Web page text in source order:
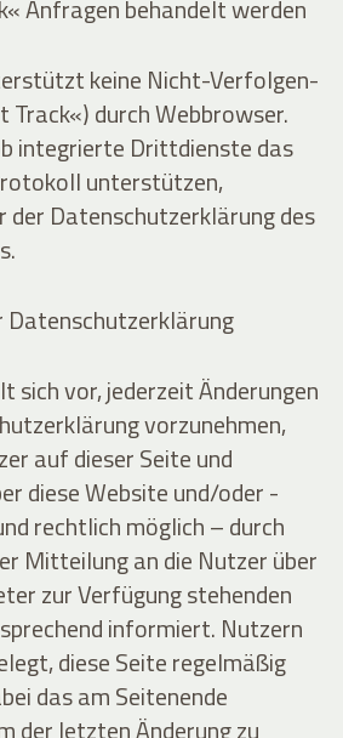
Anfragen behandelt werden
keine Nicht-Verfolgen-
durch Webbrowser.
integrierte Drittdienste das
unterstützen,
der Datenschutzerklärung des
Datenschutzerklärung
sich vor, jederzeit Änderungen
vorzunehmen,
auf dieser Seite und
diese Website und/oder -
rechtlich möglich – durch
Mitteilung an die Nutzer über
zur Verfügung stehenden
informiert. Nutzern
diese Seite regelmäßig
das am Seitenende
der letzten Änderung zu